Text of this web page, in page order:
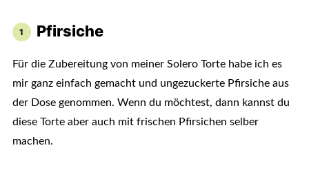
Pfirsiche
Für die Zubereitung von meiner Solero Torte habe ich es
mir ganz einfach gemacht und ungezuckerte Pfirsiche aus
der Dose genommen. Wenn du möchtest, dann kannst du
diese Torte aber auch mit frischen Pfirsichen selber
machen.